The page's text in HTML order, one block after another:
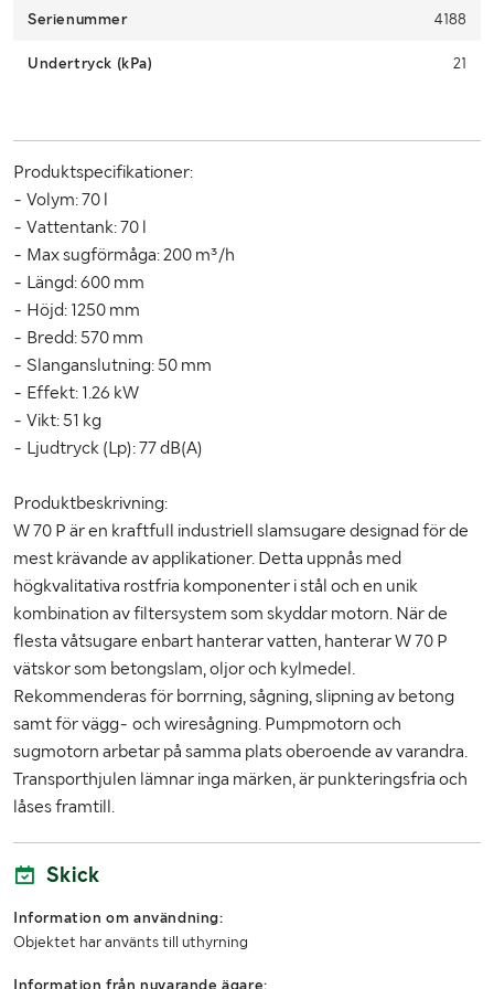
within 12 days from the end of the auction.
Serienummer 4188
Undertryck (kPa) 21
Produktspecifikationer:
- Volym: 70 l
- Vattentank: 70 l
- Max sugförmåga: 200 m³/h
- Längd: 600 mm
- Höjd: 1250 mm
- Bredd: 570 mm
- Slanganslutning: 50 mm
- Effekt: 1.26 kW
- Vikt: 51 kg
- Ljudtryck (Lp): 77 dB(A)
Produktbeskrivning:
W 70 P är en kraftfull industriell slamsugare designad för de
mest krävande av applikationer. Detta uppnås med
högkvalitativa rostfria komponenter i stål och en unik
kombination av filtersystem som skyddar motorn. När de
flesta våtsugare enbart hanterar vatten, hanterar W 70 P
vätskor som betongslam, oljor och kylmedel.
Rekommenderas för borrning, sågning, slipning av betong
samt för vägg- och wiresågning. Pumpmotorn och
sugmotorn arbetar på samma plats oberoende av varandra.
Transporthjulen lämnar inga märken, är punkteringsfria och
låses framtill.
Skick
Information om användning:
Objektet har använts till uthyrning
Information från nuvarande ägare: